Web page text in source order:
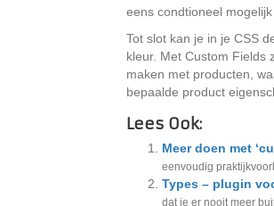
eens condtioneel mogelijk
Tot slot kan je in je CSS
kleur. Met Custom Fields
maken met producten,
bepaalde product
Lees Ook:
Meer doen met
eenvoudig
Types – plugin
dat je er nooit meer